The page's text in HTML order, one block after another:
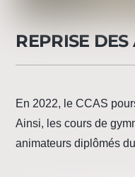
REPRISE
En 2022, le CCAS
Ainsi, les cours de
animateurs diplômés